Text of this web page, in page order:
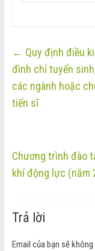
← Quy định điều
đình chỉ tuyển
các ngành hoặc
tiến sĩ
Chương trình đào
khí động lực (năm
Trả lời
Email của bạn sẽ